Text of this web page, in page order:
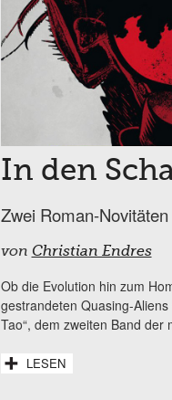
In den
Zwei Roman-
von Christian Endres
Ob die Evolution hin zum
gestrandeten Quasing-
Tao“, dem zweiten Band der
LESEN